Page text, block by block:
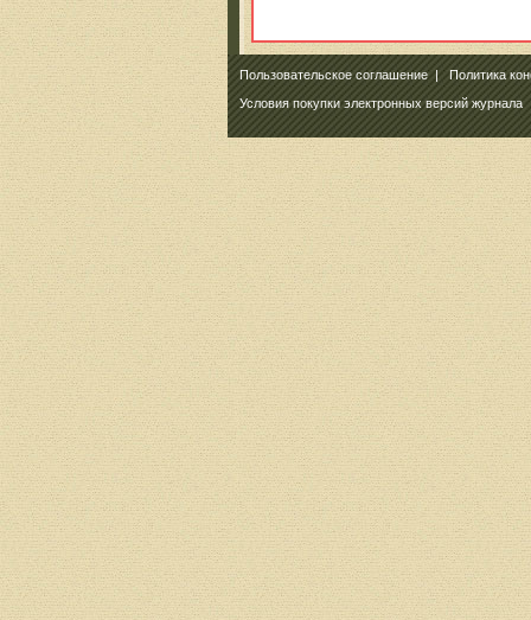
Пользовательское соглашение|Политика
Условия покупки электронных версий журнала